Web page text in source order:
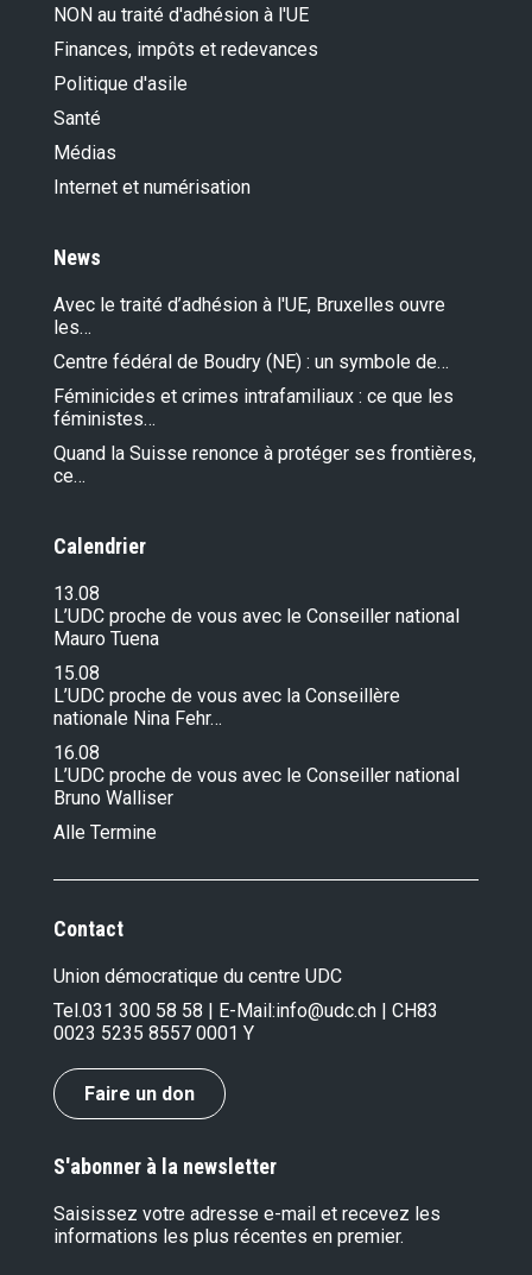
NON au traité d'adhésion à l'UE
Finances, impôts et redevances
Politique d'asile
Santé
Médias
Internet et numérisation
News
Avec le traité d’adhésion à l'UE, Bruxelles ouvre
les…
Centre fédéral de Boudry (NE) : un symbole de…
Féminicides et crimes intrafamiliaux : ce que les
féministes…
Quand la Suisse renonce à protéger ses frontières,
ce…
Calendrier
13.08
L’UDC proche de vous avec le Conseiller national
Mauro Tuena
15.08
L’UDC proche de vous avec la Conseillère
nationale Nina Fehr…
16.08
L’UDC proche de vous avec le Conseiller national
Bruno Walliser
Alle Termine
Contact
Union démocratique du centre UDC
Tel.031 300 58 58 | E-Mail:info@udc.ch | CH83
0023 5235 8557 0001 Y
Faire un don
S'abonner à la newsletter
Saisissez votre adresse e-mail et recevez les
informations les plus récentes en premier.